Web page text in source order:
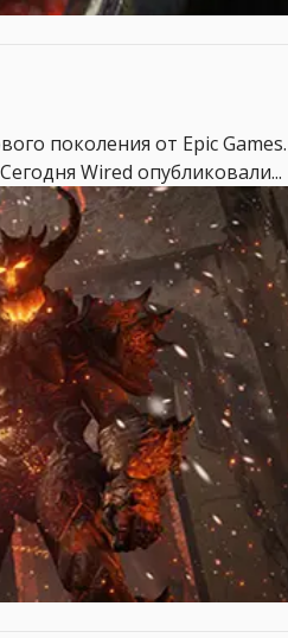
поколения от Epic
Wired опубликовали...